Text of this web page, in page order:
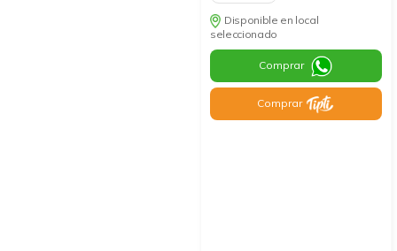
Disponible en local
seleccionado
Comprar
Comprar